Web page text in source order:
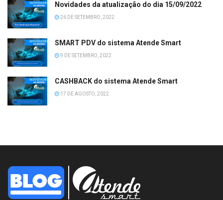
Novidades da atualização do dia 15/09/2022
26 DE SETEMBRO, 2022
SMART PDV do sistema Atende Smart
9 DE SETEMBRO, 2022
CASHBACK do sistema Atende Smart
17 DE AGOSTO, 2022